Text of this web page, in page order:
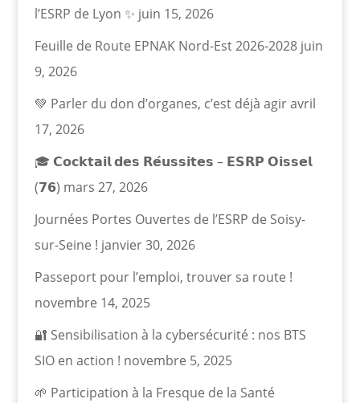
l’ESRP de Lyon ✨ juin 15, 2026
Feuille de Route EPNAK Nord-Est 2026-2028 juin
9, 2026
💚 Parler du don d’organes, c’est déjà agir avril
17, 2026
🎓 𝗖𝗼𝗰𝗸𝘁𝗮𝗶𝗹 𝗱𝗲𝘀 𝗥𝗲́𝘂𝘀𝘀𝗶𝘁𝗲𝘀 – 𝗘𝗦𝗥𝗣 𝗢𝗶𝘀𝘀𝗲𝗹
(𝟳𝟲) mars 27, 2026
Journées Portes Ouvertes de l’ESRP de Soisy-
sur-Seine ! janvier 30, 2026
Passeport pour l’emploi, trouver sa route !
novembre 14, 2025
🔐 Sensibilisation à la cybersécurité : nos BTS
SIO en action ! novembre 5, 2025
🌱 Participation à la Fresque de la Santé